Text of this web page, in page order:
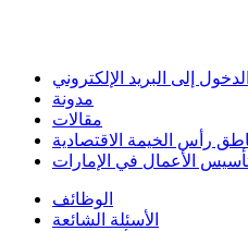
الدخول إلى البريد الإلكتروني
مدونة
مقالات
رأس الخيمة الاقتصادية
الأعمال في الإمارات
الوظائف
الأسئلة الشائعة